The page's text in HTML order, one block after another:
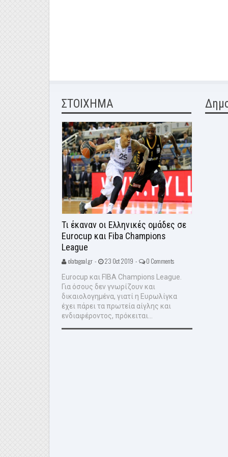
ΣΤΟΙΧΗΜΑ
Τι έκαναν οι Ελληνικές ομάδες σε
Eurocup και Fiba Champions
League
olatagoal.gr - 23 Oct 2019 - 0 Comments
Eurocup και FIBA Champions League.
Για όσους δεν γνωρίζουν και
δικαιολογημένα, γιατί η Ευρωλίγκα
έχει πάρει τα πρωτεία αίγλης και
ενδιαφέροντος, πρόκειται...